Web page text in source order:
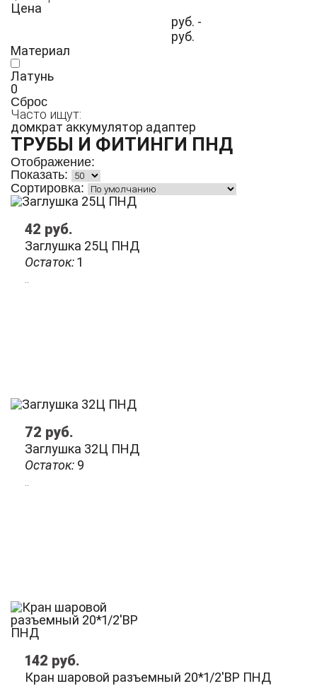
Цена
руб. -
руб.
Материал
Латунь
0
Сброс
Часто ищут:
домкрат аккумулятор адаптер
ТРУБЫ И ФИТИНГИ ПНД
Отображение:
Показать:
Сортировка:
Остаток:1
Заглушка 25Ц ПНД
42 руб.
Остаток: 9
Заглушка 32Ц ПНД
72 руб.
Кран шаровой разъемный 20*1/2'ВР ПНД
142 руб.